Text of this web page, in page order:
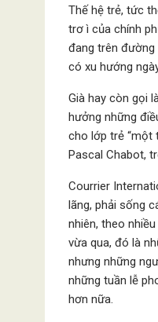
Thế hệ trẻ, tức
trơ ì của chính
đang trên đường
có xu hướng
Già hay còn gọi
hưởng những
cho lớp trẻ “một
Pascal Chabot,
Courrier
lãng, phải sống
nhiên, theo
vừa qua, đó là
nhưng những
những tuần lễ
hơn nữa.